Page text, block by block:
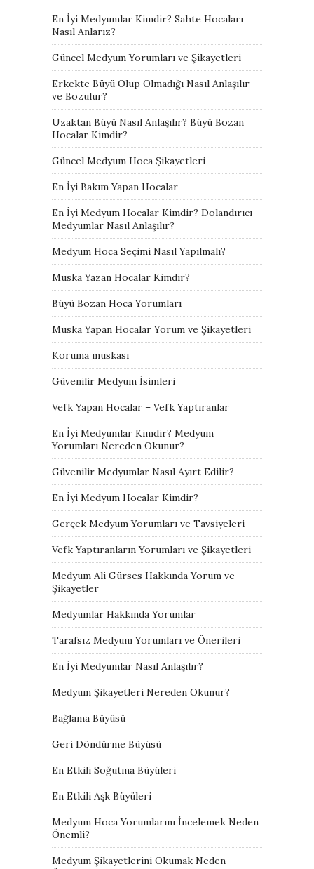
En İyi Medyumlar Kimdir? Sahte Hocaları
Nasıl Anlarız?
Güncel Medyum Yorumları ve Şikayetleri
Erkekte Büyü Olup Olmadığı Nasıl Anlaşılır
ve Bozulur?
Uzaktan Büyü Nasıl Anlaşılır? Büyü Bozan
Hocalar Kimdir?
Güncel Medyum Hoca Şikayetleri
En İyi Bakım Yapan Hocalar
En İyi Medyum Hocalar Kimdir? Dolandırıcı
Medyumlar Nasıl Anlaşılır?
Medyum Hoca Seçimi Nasıl Yapılmalı?
Muska Yazan Hocalar Kimdir?
Büyü Bozan Hoca Yorumları
Muska Yapan Hocalar Yorum ve Şikayetleri
Koruma muskası
Güvenilir Medyum İsimleri
Vefk Yapan Hocalar – Vefk Yaptıranlar
En İyi Medyumlar Kimdir? Medyum
Yorumları Nereden Okunur?
Güvenilir Medyumlar Nasıl Ayırt Edilir?
En İyi Medyum Hocalar Kimdir?
Gerçek Medyum Yorumları ve Tavsiyeleri
Vefk Yaptıranların Yorumları ve Şikayetleri
Medyum Ali Gürses Hakkında Yorum ve
Şikayetler
Medyumlar Hakkında Yorumlar
Tarafsız Medyum Yorumları ve Önerileri
En İyi Medyumlar Nasıl Anlaşılır?
Medyum Şikayetleri Nereden Okunur?
Bağlama Büyüsü
Geri Döndürme Büyüsü
En Etkili Soğutma Büyüleri
En Etkili Aşk Büyüleri
Medyum Hoca Yorumlarını İncelemek Neden
Önemli?
Medyum Şikayetlerini Okumak Neden